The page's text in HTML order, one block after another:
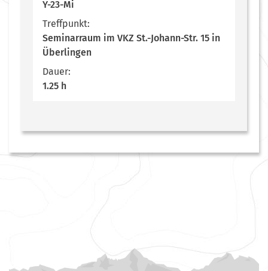
Y-23-Mi
Treffpunkt:
Seminarraum im VKZ St.-Johann-Str. 15 in
Überlingen
Dauer:
1.25 h